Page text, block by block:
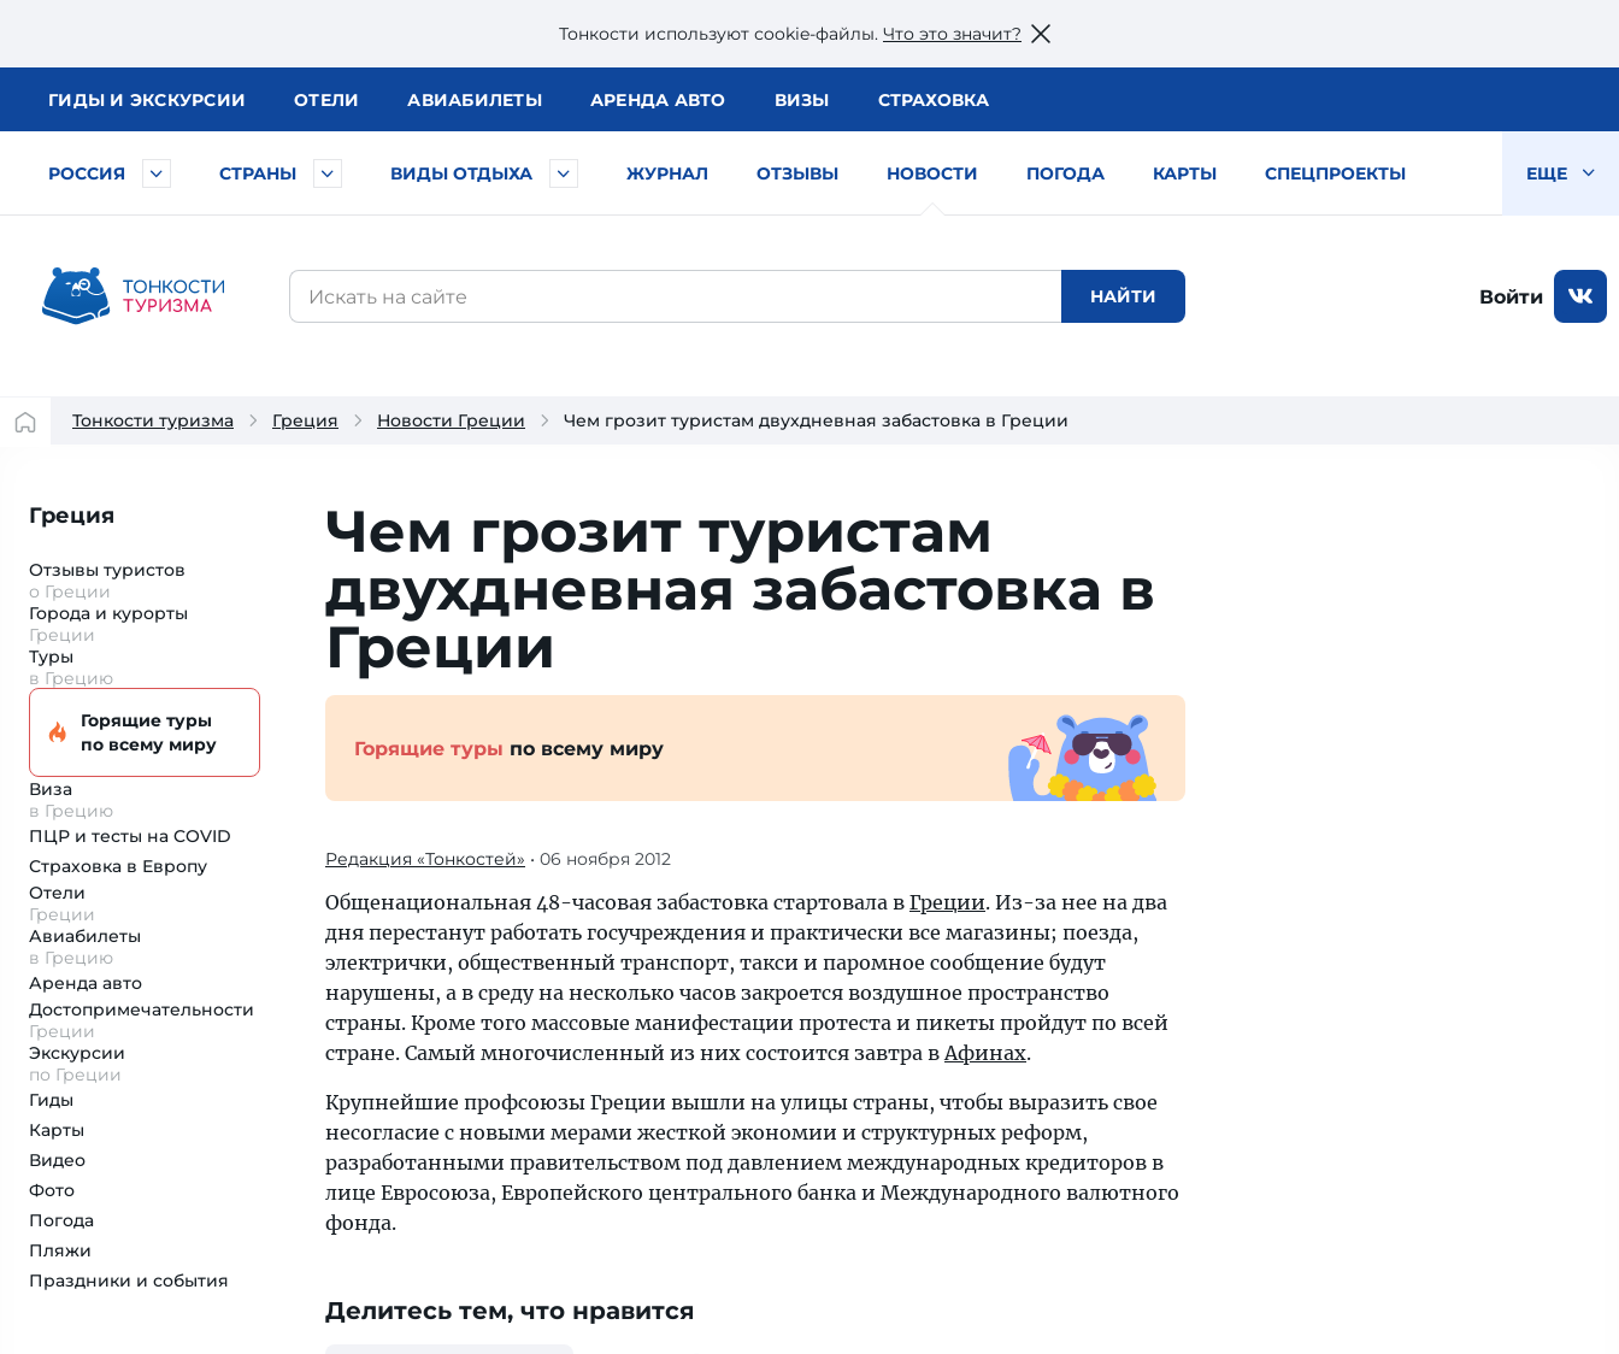
Тонкости используют сookie-файлы. Что это значит?
ГИДЫ И ЭКСКУРСИИ ОТЕЛИ АВИАБИЛЕТЫ АРЕНДА АВТО ВИЗЫ СТРАХОВКА
РОССИЯ СТРАНЫ ВИДЫ ОТДЫХА ЖУРНАЛ ОТЗЫВЫ НОВОСТИ ПОГОДА КАРТЫ СПЕЦПРОЕКТЫ ЕЩЕ
Войти
Тонкости туризма Греция Новости Греции Чем грозит туристам двухдневная забастовка в Греции
Греция
Отзывы туристов
о Греции
Города и курорты
Греции
Туры
в Грецию
Горящие туры
по всему миру
Виза
в Грецию
ПЦР и тесты на COVID
Страховка в Европу
Отели
Греции
Авиабилеты
в Грецию
Аренда авто
Достопримеча­тельности
Греции
Экскурсии
по Греции
Гиды
Карты
Видео
Фото
Погода
Пляжи
Праздники и события
Чем грозит туристам
двухдневная забастовка в
Греции
Горящие туры по всему миру
Редакция «Тонкостей» • 06 ноября 2012
Общенациональная 48-часовая забастовка стартовала в Греции. Из-за нее на два
дня перестанут работать госучреждения и практически все магазины; поезда,
электрички, общественный транспорт, такси и паромное сообщение будут
нарушены, а в среду на несколько часов закроется воздушное пространство
страны. Кроме того массовые манифестации протеста и пикеты пройдут по всей
стране. Самый многочисленный из них состоится завтра вАфинах.
Крупнейшие профсоюзы Греции вышли на улицы страны, чтобы выразить свое
несогласие с новыми мерами жесткой экономии и структурных реформ,
разработанными правительством под давлением международных кредиторов в
лице Евросоюза, Европейского центрального банка и Международного валютного
фонда.
Делитесь тем, что нравится